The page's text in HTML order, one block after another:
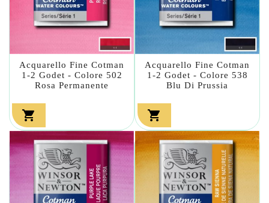
Acquarello Fine Cotman
1-2 Godet - Colore 502
Rosa Permanente

Acquarello Fine Cotman
1-2 Godet - Colore 538
Blu Di Prussia
